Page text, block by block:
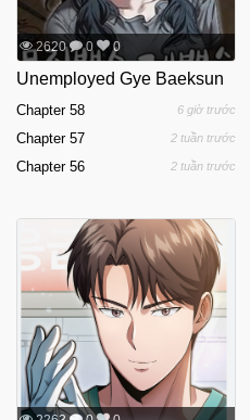
2620 0 0
Unemployed Gye Baeksun
Chapter 58 6 giờ trước
Chapter 57 2 tuần trước
Chapter 56 2 tuần trước